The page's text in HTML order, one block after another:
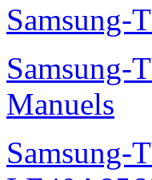
Samsung-
Samsung-
Manuels